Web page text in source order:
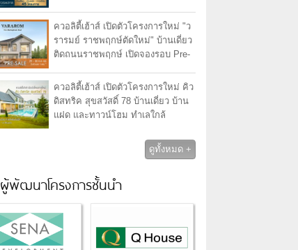
ควอลิตี้เฮ้าส์ เปิดตัวโครงการใหม่ "ว
รารมย์ ราชพฤกษ์ตัดใหม่" บ้านเดี่ยว
ติดถนนราชพฤกษ์ เปิดจองรอบ Pre-
ส่วนลด 1 แสน
ควอลิตี้เฮ้าส์ เปิดตัวโครงการใหม่ คิว
ดิสทริค สุขสวัสดิ์ 78 บ้านเดี่ยว บ้าน
แฝด และทาวน์โฮม ทำเลใกล้
ดูทั้งหมด +
ผู้พัฒนาโครงการชั้นนำ